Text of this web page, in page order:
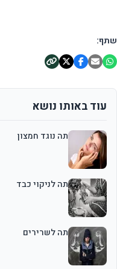
שתף:
עוד באותו נושא
תה נוגד חמצון
תה לניקוי כבד
תה לשרירים